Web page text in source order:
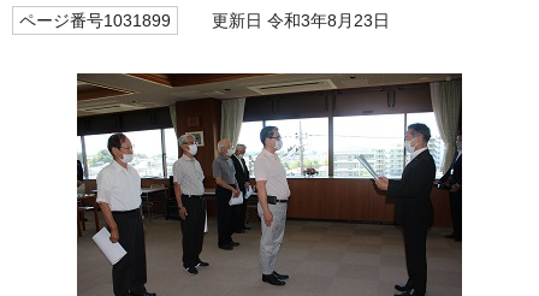
ページ番号1031899 更新日 令和3年8月23日